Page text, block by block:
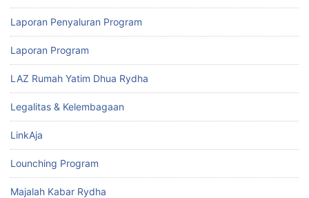
Laporan Penyaluran Program
Laporan Program
LAZ Rumah Yatim Dhua Rydha
Legalitas & Kelembagaan
LinkAja
Lounching Program
Majalah Kabar Rydha